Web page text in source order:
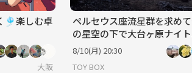
🎐楽しむ卓
大阪
ペルセウス座流星群を求め
の星空の下で大台ヶ原ナイ
8/10(月) 20:30
TOY BOX